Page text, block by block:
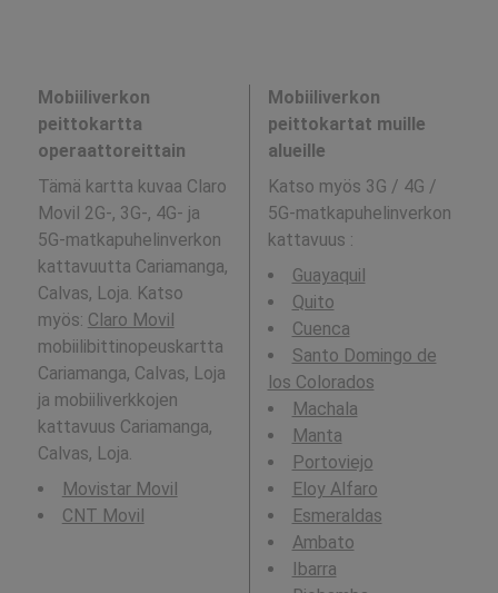
Mobiiliverkon
peittokartta
operaattoreittain
Tämä kartta kuvaa Claro
Movil 2G-, 3G-, 4G- ja
5G-matkapuhelinverkon
kattavuutta Cariamanga,
Calvas, Loja. Katso
myös: Claro Movil
mobiilibittinopeuskartta
Cariamanga, Calvas, Loja
ja mobiiliverkkojen
kattavuus Cariamanga,
Calvas, Loja.
Movistar Movil
CNT Movil
Mobiiliverkon
peittokartat muille
alueille
Katso myös 3G / 4G /
5G-matkapuhelinverkon
kattavuus :
Guayaquil
Quito
Cuenca
Santo Domingo de
los Colorados
Machala
Manta
Portoviejo
Eloy Alfaro
Esmeraldas
Ambato
Ibarra